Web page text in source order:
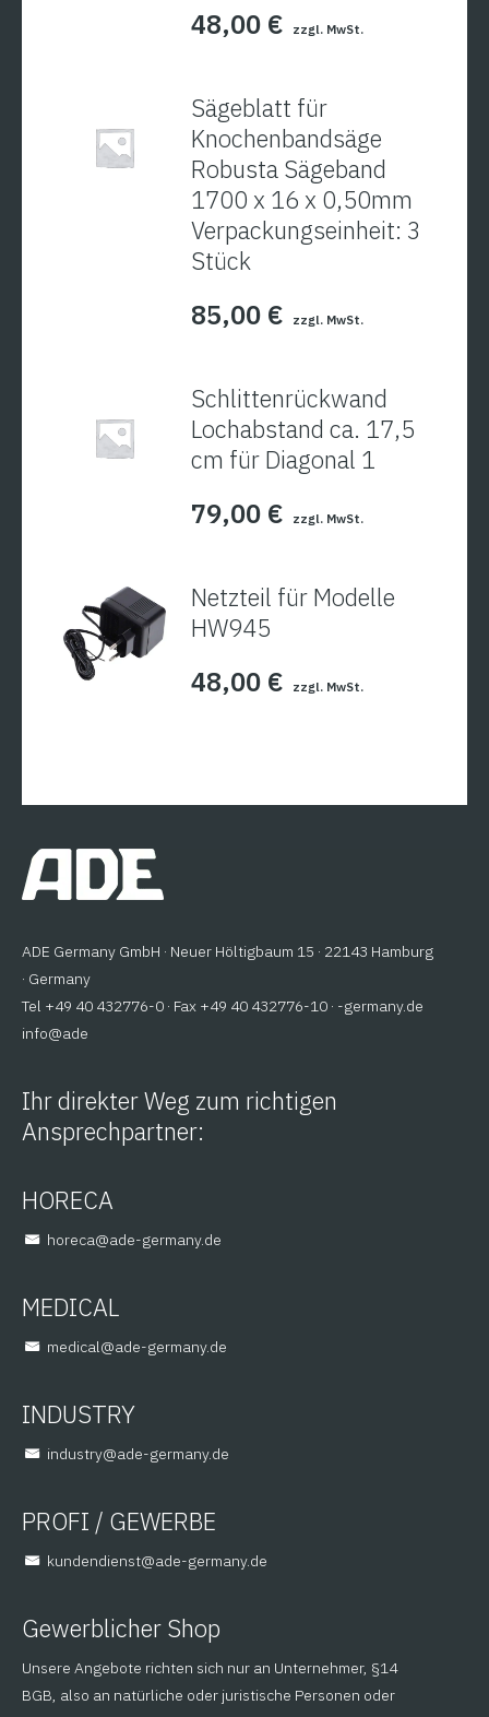
48,00 € zzgl. MwSt.
Sägeblatt für
Knochenbandsäge
Robusta Sägeband
1700 x 16 x 0,50mm
Verpackungseinheit: 3
Stück
85,00 € zzgl. MwSt.
Schlittenrückwand
Lochabstand ca. 17,5
cm für Diagonal 1
79,00 € zzgl. MwSt.
Netzteil für Modelle
HW945
48,00 € zzgl. MwSt.
ADE Germany GmbH · Neuer Höltigbaum 15 · 22143 Hamburg
· Germany
Tel +49 40 432776-0 · Fax +49 40 432776-10 · ed.ynamreg-
eda
@ofni
Ihr direkter Weg zum richtigen
Ansprechpartner:
HORECA
ed.ynamreg-eda
@aceroh
MEDICAL
ed.ynamreg-eda
@lacidem
INDUSTRY
ed.ynamreg-eda
@yrtsudni
PROFI / GEWERBE
ed.ynamreg-eda
@tsneidnednuk
Gewerblicher Shop
Unsere Angebote richten sich nur an Unternehmer, §14
BGB, also an natürliche oder juristische Personen oder